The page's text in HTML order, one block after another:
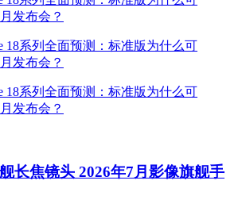
长焦镜头 2026年7月影像旗舰手